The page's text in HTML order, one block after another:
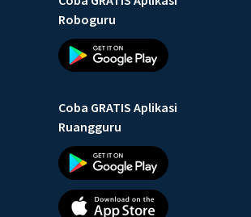
Roboguru
Coba GRATIS Aplikasi
Ruangguru